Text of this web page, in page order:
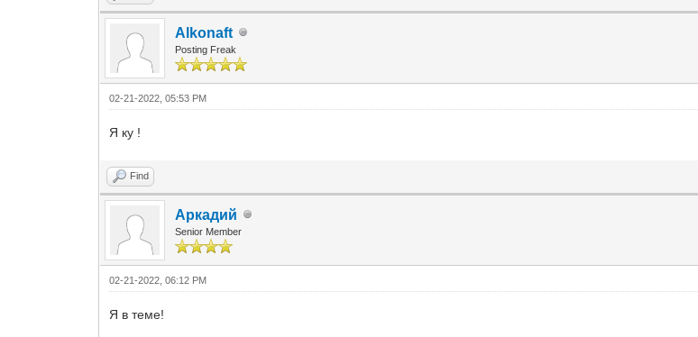
Alkonaft
Posting Freak
02-21-2022, 05:53 PM
Я ку !
Find
Аркадий
Senior Member
02-21-2022, 06:12 PM
Я в теме!